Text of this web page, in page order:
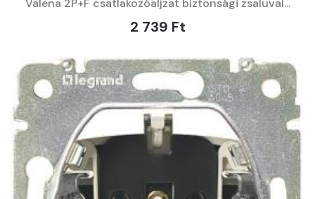
Valena 2P+F csatlakozóaljzat biztonsági zsaluval...
2 739 Ft